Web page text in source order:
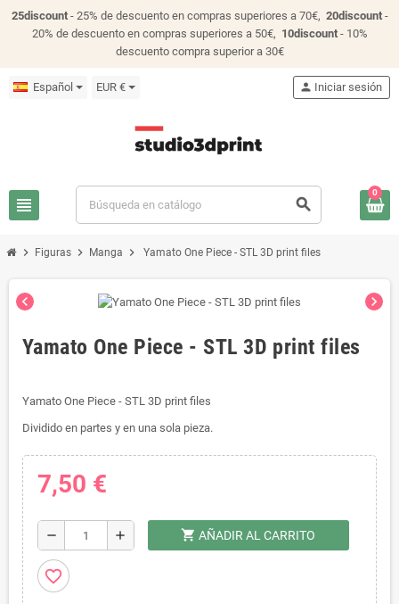
25discount- 25% de descuento en compras superiores a 70€, 20discount-
20% de descuento en compras superiores a 50€, 10discount- 10%
descuento compra superior a 30€
Español EUR €
view_headline search
person Iniciar sesión
0
chevron_right Figuras chevron_right Manga chevron_right Yamato One Piece - STL 3D print files
chevron_left chevron_right
Yamato One Piece - STL 3D print files
Yamato One Piece - STL 3D print files
Dividido en partes y en una sola pieza.
7,50 €
remove add shopping_cart AÑADIR AL CARRITO
favorite_border